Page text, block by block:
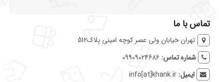
تماس با ما
تهران خیابان ولی عصر کوچه امینی پلاک512
شماره تماس: 09909024686
ایمیل:info[at]khank.ir